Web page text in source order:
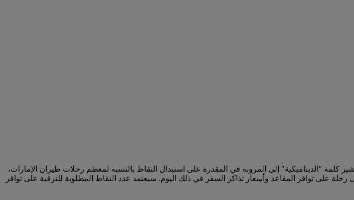
"الديناميكية" إلى المرونة في المقدرة على استبدال النقاط بالنسبة لمعظم رحلات طيران الإمارات،
على توافر المقاعد وأسعار تذاكر السفر في ذلك اليوم. سيعتمد عدد النقاط المطلوبة للترقية على توافر